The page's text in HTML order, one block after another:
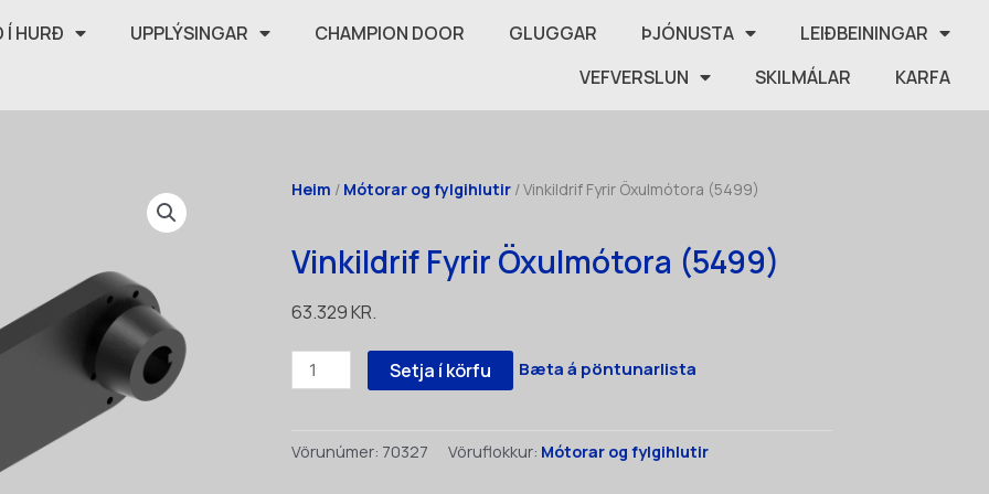
Í HURÐ UPPLÝSINGAR CHAMPION DOOR GLUGGAR ÞJÓNUSTA
LEIÐBEININGAR
VEFVERSLUN
SKILMÁLAR KARFA
Heim / Mótorar og fylgihlutir / Vinkildrif Fyrir Öxulmótora (5499)
Vinkildrif Fyrir Öxulmótora (5499)
63.329KR.
Vinkildrif
Fyrir
(5499)
Setja í körfu Bæta á pöntunarlista
Vörunúmer: 70327 Vöruflokkur: Mótorar og fylgihlutir